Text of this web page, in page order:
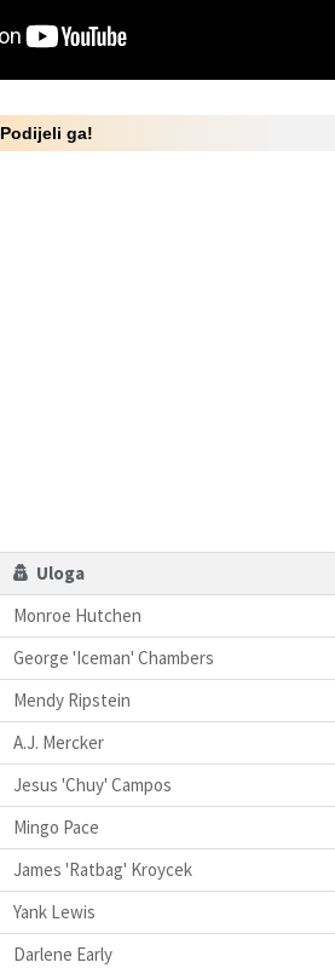
ga!
Uloga
Monroe Hutchen
George 'Iceman' Chambers
Mendy Ripstein
A.J. Mercker
Jesus 'Chuy' Campos
Mingo Pace
James 'Ratbag' Kroycek
Yank Lewis
Darlene Early